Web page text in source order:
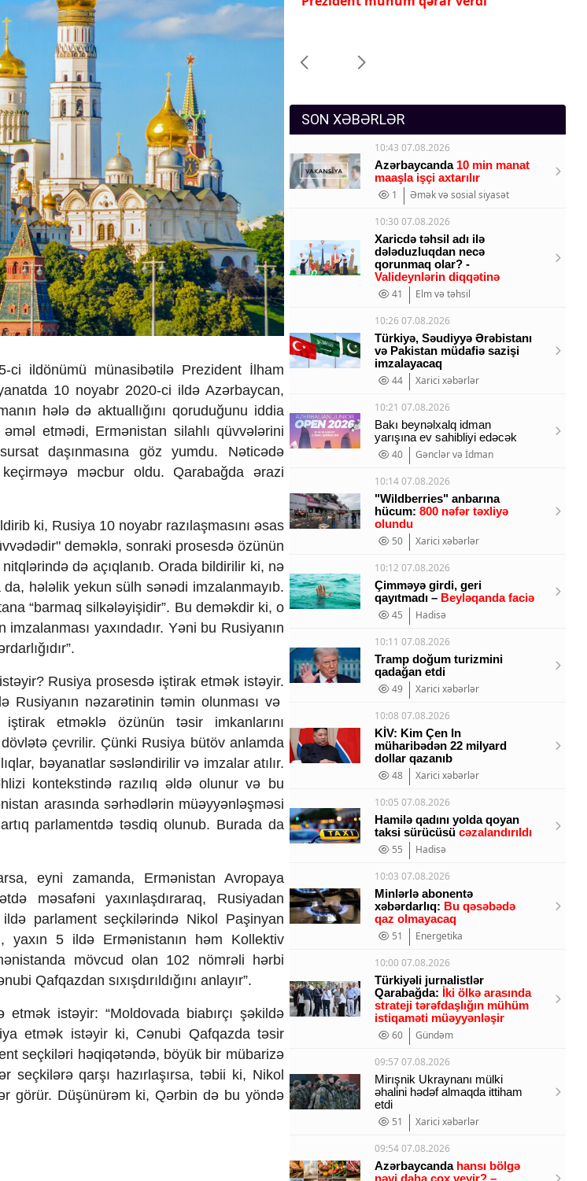
Sosium
Mənəvi dəyərlər
ci ildönümü münasibətilə Prezident İlham
10 noyabr 2020-ci ildə Azərbaycan,
hələ də aktuallığını qoruduğunu iddia
etmədi, Ermənistan silahlı qüvvələrini
daşınmasına göz yumdu. Nəticədə
məcbur oldu. Qarabağda ərazi
ki, Rusiya 10 noyabr razılaşmasını əsas
deməklə, sonraki prosesdə özünün
də açıqlanıb. Orada bildirilir ki, nə
hələlik yekun sülh sənədi imzalanmayıb.
“barmaq silkələyişidir”. Bu deməkdir ki, o
yaxındadır. Yəni bu Rusiyanın
Rusiya prosesdə iştirak etmək istəyir.
Rusiyanın nəzarətinin təmin olunması və
iştirak etməklə özünün təsir imkanlarını
çevrilir. Çünki Rusiya bütöv anlamda
bəyanatlar səsləndirilir və imzalar atılır.
kontekstində razılıq əldə olunur və bu
arasında sərhədlərin müəyyənləşməsi
parlamentdə təsdiq olunub. Burada da
eyni zamanda, Ermənistan Avropaya
məsafəni yaxınlaşdıraraq, Rusiyadan
parlament seçkilərində Nikol Paşinyan
5 ildə Ermənistanın həm Kollektiv
mövcud olan 102 nömrəli hərbi
Qafqazdan sıxışdırıldığını anlayır”.
istəyir: “Moldovada biabırçı şəkildə
etmək istəyir ki, Cənubi Qafqazda təsir
seçkiləri həqiqətəndə, böyük bir mübarizə
qarşı hazırlaşırsa, təbii ki, Nikol
görür. Düşünürəm ki, Qərbin də bu yöndə
SON XƏBƏRLƏR
10:43 07.08.2026
Azərbaycanda 10 min manat
maaşla işçi axtarılır
1
Əmək və sosial siyasət
10:30 07.08.2026
Xaricdə təhsil adı ilə
dələduzluqdan necə
qorunmaq olar? -
Valideynlərin diqqətinə
41
Elm və təhsil
10:26 07.08.2026
Türkiyə, Səudiyyə Ərəbistanı
və Pakistan müdafiə sazişi
imzalayacaq
44
Xarici xəbərlər
10:21 07.08.2026
Bakı beynəlxalq idman
yarışına ev sahibliyi edəcək
40
Gənclər və İdman
10:14 07.08.2026
"Wildberries" anbarına
hücum: 800 nəfər təxliyə
olundu
50
Xarici xəbərlər
10:12 07.08.2026
Çimməyə girdi, geri
qayıtmadı – Beyləqanda faciə
45
Hadisə
10:11 07.08.2026
Tramp doğum turizmini
qadağan etdi
49
Xarici xəbərlər
10:08 07.08.2026
KİV: Kim Çen In
müharibədən 22 milyard
dollar qazanıb
48
Xarici xəbərlər
10:05 07.08.2026
Hamilə qadını yolda qoyan
taksi sürücüsü cəzalandırıldı
55
Hadisə
10:03 07.08.2026
Minlərlə abonentə
xəbərdarlıq: Bu qəsəbədə
qaz olmayacaq
51
Energetika
10:00 07.08.2026
Türkiyəli jurnalistlər
Qarabağda: İki ölkə arasında
strateji tərəfdaşlığın mühüm
istiqaməti müəyyənləşir
60
Gündəm
09:57 07.08.2026
Mirışnik Ukraynanı mülki
əhalini hədəf almaqda ittiham
etdi
51
Xarici xəbərlər
09:54 07.08.2026
Azərbaycanda hansı bölgə
nəyi daha çox yeyir? –